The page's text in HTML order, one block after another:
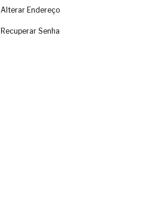
Alterar Endereço
Recuperar Senha